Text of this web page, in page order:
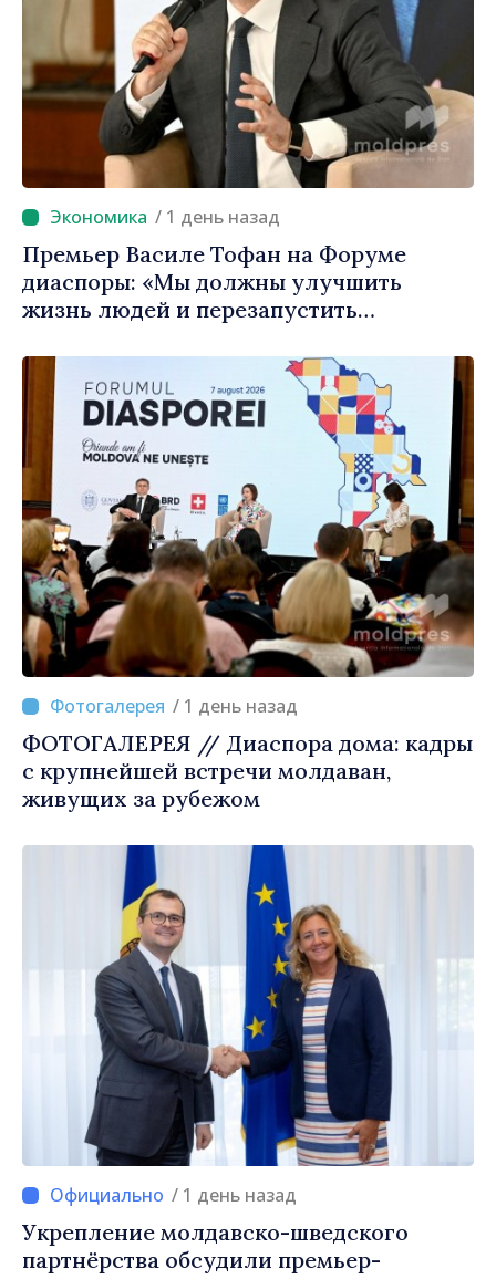
/ 1 день назад
Премьер Василе Тофан на Форуме
диаспоры: «Мы должны улучшить
жизнь людей и перезапустить
/ 1 день назад
ФОТОГАЛЕРЕЯ // Диаспора дома: кадры
с крупнейшей встречи молдаван,
живущих за рубежом
/ 1 день назад
Укрепление молдавско-шведского
партнёрства обсудили премьер-